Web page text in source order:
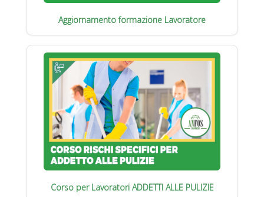
Aggiornamento formazione Lavoratore
Corso per Lavoratori ADDETTI ALLE PULIZIE